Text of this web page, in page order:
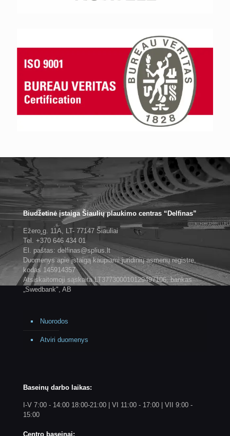
Biudžetinė įstaiga Šiaulių plaukimo centras “Delfinas”
Ežero g. 11A, LT- 77147 Šiauliai
Tel. +370 646 434 01
El. paštas: delfinas@splius.lt
Duomenys apie įstaigą kaupiami juridinių asmenų registre,
kodas 145914357
Atsiskaitomoji sąskaita LT377300010129497106, bankas
„Swedbank", AB
Nuorodos
Atviri duomenys
Baseinų darbo laikas:
I-V 7:00 - 14:00 18:00-21:00 | VI 11:00 - 17:00 | VII 9:00 -
15:00
Centro baseinai: